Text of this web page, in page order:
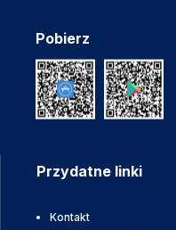
Pobierz
Przydatne linki
Kontakt